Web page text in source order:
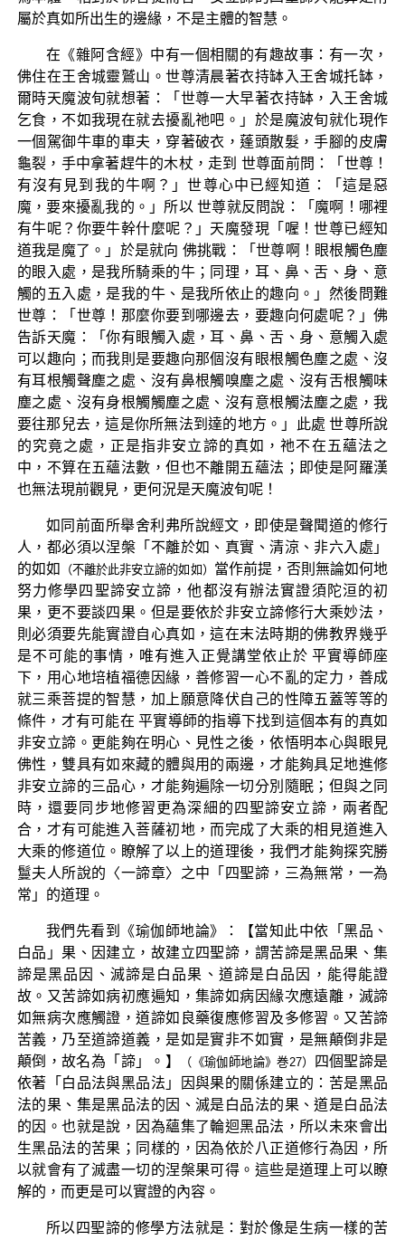
屬於真如所出生的邊緣，不是主體的智慧。
在《雜阿含經》中有一個相關的有趣故事：有一次，
佛住在王舍城靈鷲山。世尊清晨著衣持缽入王舍城托缽，
爾時天魔波旬就想著：「世尊一大早著衣持缽，入王舍城
乞食，不如我現在就去擾亂祂吧。」於是魔波旬就化現作
一個駕御牛車的車夫，穿著破衣，蓬頭散髮，手腳的皮膚
龜裂，手中拿著趕牛的木杖，走到 世尊面前問：「世尊！
有沒有見到我的牛啊？」世尊心中已經知道：「這是惡
魔，要來擾亂我的。」所以 世尊就反問說：「魔啊！哪裡
有牛呢？你要牛幹什麼呢？」天魔發現「喔！世尊已經知
道我是魔了。」於是就向 佛挑戰：「世尊啊！眼根觸色塵
的眼入處，是我所騎乘的牛；同理，耳、鼻、舌、身、意
觸的五入處，是我的牛、是我所依止的趣向。」然後問難
世尊：「世尊！那麼你要到哪邊去，要趣向何處呢？」佛
告訴天魔：「你有眼觸入處，耳、鼻、舌、身、意觸入處
可以趣向；而我則是要趣向那個沒有眼根觸色塵之處、沒
有耳根觸聲塵之處、沒有鼻根觸嗅塵之處、沒有舌根觸味
塵之處、沒有身根觸觸塵之處、沒有意根觸法塵之處，我
要往那兒去，這是你所無法到達的地方。」此處 世尊所說
的究竟之處，正是指非安立諦的真如，祂不在五蘊法之
中，不算在五蘊法數，但也不離開五蘊法；即使是阿羅漢
也無法現前觀見，更何況是天魔波旬呢！
如同前面所舉舍利弗所說經文，即使是聲聞道的修行
人，都必須以涅槃「不離於如、真實、清涼、非六入處」
的如如
（不離於此非安立諦的如如） 當作前提，否則無論如何地
努力修學四聖諦安立諦，他都沒有辦法實證須陀洹的初
果，更不要談四果。但是要依於非安立諦修行大乘妙法，
則必須要先能實證自心真如，這在末法時期的佛教界幾乎
是不可能的事情，唯有進入正覺講堂依止於 平實導師座
下，用心地培植福德因緣，善修習一心不亂的定力，善成
就三乘菩提的智慧，加上願意降伏自己的性障五蓋等等的
條件，才有可能在 平實導師的指導下找到這個本有的真如
非安立諦。更能夠在明心、見性之後，依悟明本心與眼見
佛性，雙具有如來藏的體與用的兩邊，才能夠具足地進修
非安立諦的三品心，才能夠遍除一切分別隨眠；但與之同
時，還要同步地修習更為深細的四聖諦安立諦，兩者配
合，才有可能進入菩薩初地，而完成了大乘的相見道進入
大乘的修道位。瞭解了以上的道理後，我們才能夠探究勝
鬘夫人所說的〈一諦章〉之中「四聖諦，三為無常，一為
常」的道理。
我們先看到《瑜伽師地論》：【當知此中依「黑品、
白品」果、因建立，故建立四聖諦，謂苦諦是黑品果、集
諦是黑品因、滅諦是白品果、道諦是白品因，能得能證
故。又苦諦如病初應遍知，集諦如病因緣次應遠離，滅諦
如無病次應觸證，道諦如良藥復應修習及多修習。又苦諦
苦義，乃至道諦道義，是如是實非不如實，是無顛倒非是
顛倒，故名為「諦」。】
（《瑜伽師地論》巻27）
四個聖諦是
依著「白品法與黑品法」因與果的關係建立的：苦是黑品
法的果、集是黑品法的因、滅是白品法的果、道是白品法
的因。也就是說，因為蘊集了輪迴黑品法，所以未來會出
生黑品法的苦果；同樣的，因為依於八正道修行為因，所
以就會有了滅盡一切的涅槃果可得。這些是道理上可以瞭
解的，而更是可以實證的內容。
所以四聖諦的修學方法就是：對於像是生病一樣的苦